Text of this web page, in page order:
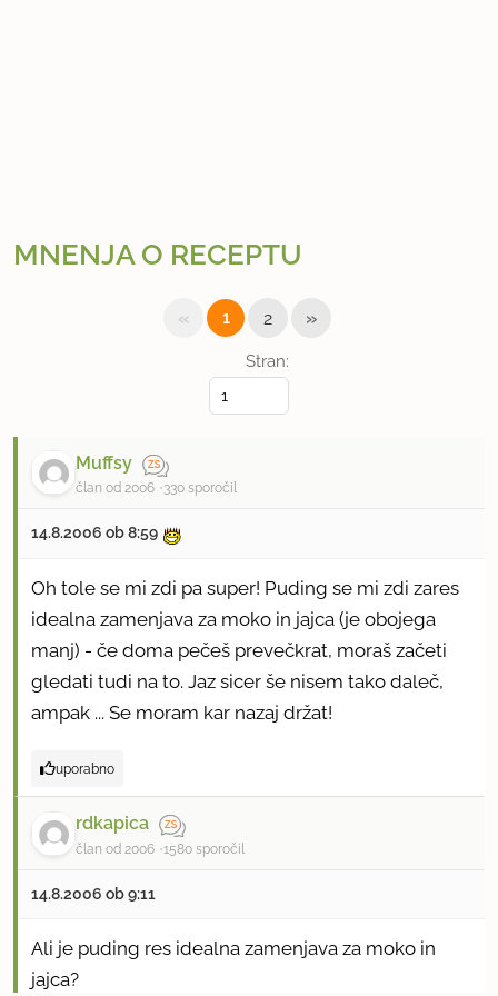
MNENJA O RECEPTU
Stran:
« 1 2 »
Muffsy
član od 2006 330 sporočil
14.8.2006 ob 8:59
Oh tole se mi zdi pa super! Puding se mi zdi zares
idealna zamenjava za moko in jajca (je obojega
manj) - če doma pečeš prevečkrat, moraš začeti
gledati tudi na to. Jaz sicer še nisem tako daleč,
ampak ... Se moram kar nazaj držat!
uporabno
rdkapica
član od 2006 1580 sporočil
14.8.2006 ob 9:11
Ali je puding res idealna zamenjava za moko in
jajca?